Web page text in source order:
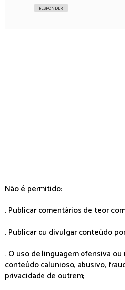
RESPONDER
Não é permitido:
. Publicar comentários de teor
. Publicar ou divulgar conteúdo
. O uso de linguagem ofensiva
conteúdo calunioso, abusivo,
privacidade de outrem;